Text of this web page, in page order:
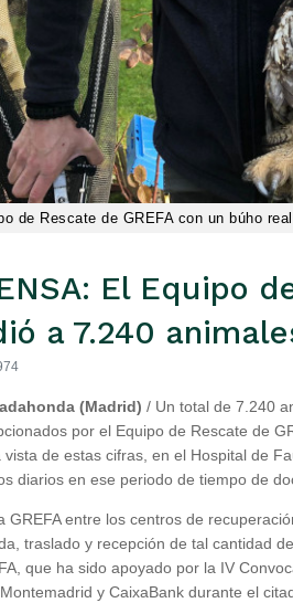
de Rescate de GREFA con un búho
El Equipo
a 7.240
(Madrid) / Un total de 7.240
por el Equipo de Rescate de
de estas cifras, en el Hospital de
diarios en ese periodo de tiempo de
GREFA entre los centros de
traslado y recepción de tal cantidad
que ha sido apoyado por la IV
y CaixaBank durante el